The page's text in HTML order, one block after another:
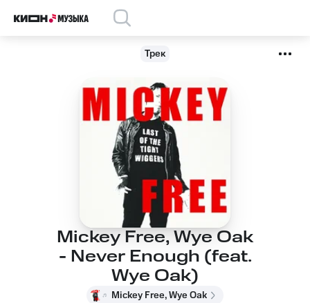
Трек
Mickey Free, Wye Oak
- Never Enough (feat.
Wye Oak)
Mickey Free, Wye Oak